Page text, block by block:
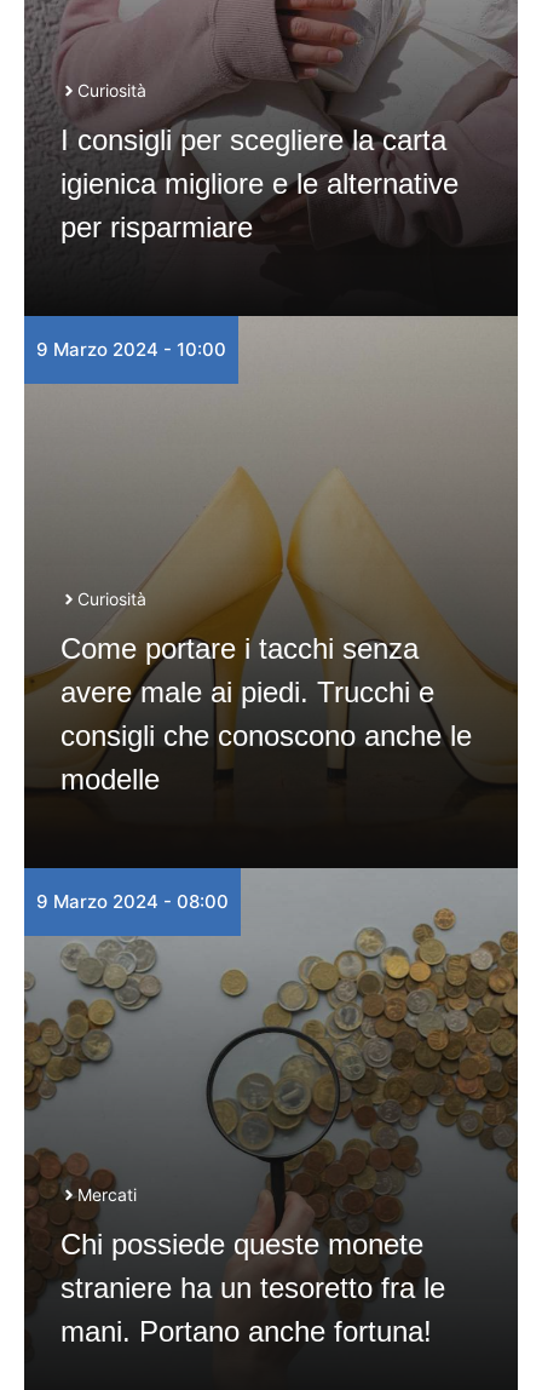
Curiosità
I consigli per scegliere la carta
igienica migliore e le alternative
per risparmiare
9 Marzo 2024 - 10:00
Curiosità
Come portare i tacchi senza
avere male ai piedi. Trucchi e
consigli che conoscono anche le
modelle
9 Marzo 2024 - 08:00
Mercati
Chi possiede queste monete
straniere ha un tesoretto fra le
mani. Portano anche fortuna!